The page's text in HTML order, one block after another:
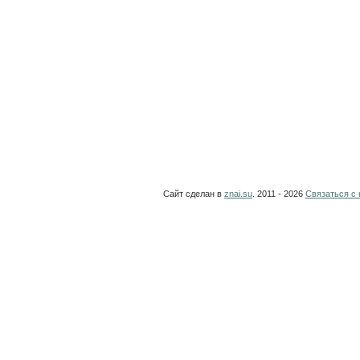
Сайт сделан в znai.su . 2011 - 2026 Связаться с